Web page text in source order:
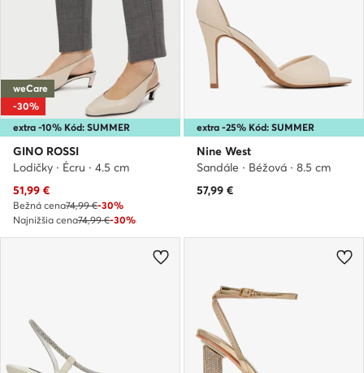
extra -10% Kód: SUMMER
weCare
-30%
GINO ROSSI
Lodičky · Écru · 4.5 cm
Aktuálna cena
51,99 €
Bežná cena74,99 €-30%
Najnižšia cena74,99 €-30%
extra -25% Kód: SUMMER
Nine West
Sandále · Béžová · 8.5 cm
57,99 €